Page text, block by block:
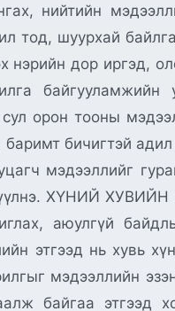
нийтийн
тод, шуурхай
нэрийн дор иргэд,
орон тооны
бичигтэй
мэдээллийг
ХҮНИЙ
аюулгүй
этгээд нь хувь
мэдээллийн
байгаа этгээд